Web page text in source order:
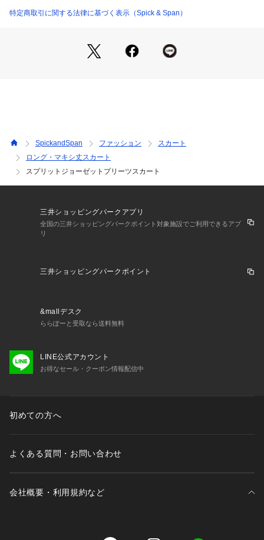
※こちらの商品は、Spick & Spanでの取り扱いになります。
※照明の関係により、実際よりも色味が違って見える場合があ
26060200904020 （ショップ）
特定商取引に関する法律に基づく表示（Spick & Span）
SpickandSpan ファッション
スカート
ロング・マキシ丈スカート
スプリットジョーゼットプリーツスカート
三井ショッピングパークアプリ
全国の三井ショッピングパークポイント対象施設でご利用できるアプ
リ
三井ショッピングパークポイント
&mallデスク
ららぽーと受取なら送料無料
LINE公式アカウント
お得なセール・クーポン情報配信中
初めての方へ
よくある質問・お問い合わせ
会社概要・利用規約など